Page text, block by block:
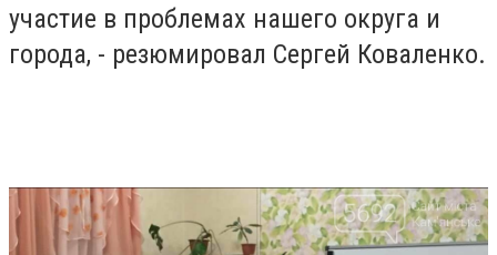
участие в проблемах нашего округа и
города, - резюмировал Сергей Коваленко.